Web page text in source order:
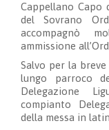
Cappellano Capo
del Sovrano
accompagnò
ammissione
Salvo per la
lungo parroco
Delegazione
compianto
della messa in